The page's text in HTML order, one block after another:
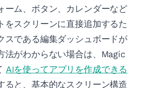
ーム、ボタン、カレンダーなど
をスクリーンに直接追加するた
スである編集ダッシュボードが
法がわからない場合は、Magic
AIを使ってアプリを作成できる
ると、基本的なスクリーン構造